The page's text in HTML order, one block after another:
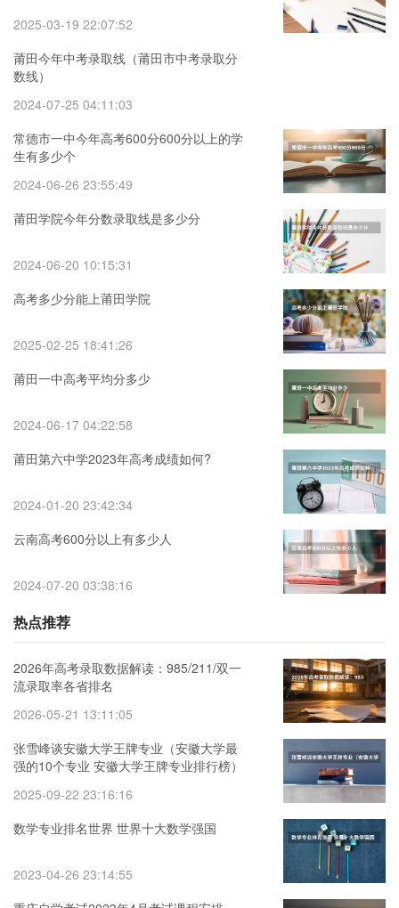
2025-03-19 22:07:52
莆田今年中考录取线（莆田市中考录取分
数线）
2024-07-25 04:11:03
常德市一中今年高考600分600分以上的学
生有多少个
2024-06-26 23:55:49
莆田学院今年分数录取线是多少分
2024-06-20 10:15:31
高考多少分能上莆田学院
2025-02-25 18:41:26
莆田一中高考平均分多少
2024-06-17 04:22:58
莆田第六中学2023年高考成绩如何?
2024-01-20 23:42:34
云南高考600分以上有多少人
2024-07-20 03:38:16
热点推荐
2026年高考录取数据解读：985/211/双一
流录取率各省排名
2026-05-21 13:11:05
张雪峰谈安徽大学王牌专业（安徽大学最
强的10个专业 安徽大学王牌专业排行榜）
2025-09-22 23:16:16
数学专业排名世界 世界十大数学强国
2023-04-26 23:14:55